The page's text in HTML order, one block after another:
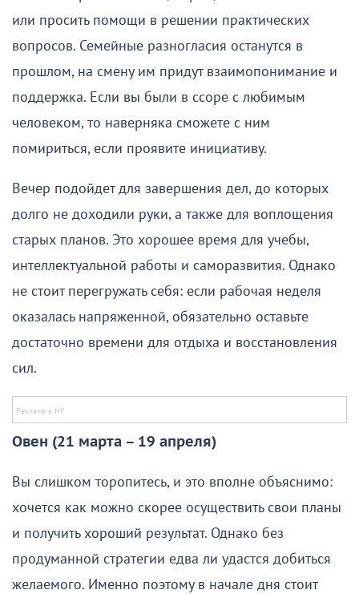
или просить помощи в решении практических
вопросов. Семейные разногласия останутся в
прошлом, на смену им придут взаимопонимание и
поддержка. Если вы были в ссоре с любимым
человеком, то наверняка сможете с ним
помириться, если проявите инициативу.
Вечер подойдет для завершения дел, до которых
долго не доходили руки, а также для воплощения
старых планов. Это хорошее время для учебы,
интеллектуальной работы и саморазвития. Однако
не стоит перегружать себя: если рабочая неделя
оказалась напряженной, обязательно оставьте
достаточно времени для отдыха и восстановления
сил.
Овен (21 марта – 19 апреля)
Вы слишком торопитесь, и это вполне объяснимо:
хочется как можно скорее осуществить свои планы
и получить хороший результат. Однако без
продуманной стратегии едва ли удастся добиться
желаемого. Именно поэтому в начале дня стоит